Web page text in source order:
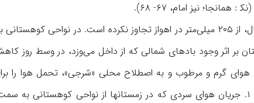
نیز امام، ۶۷- ۶۸).
در خوزستان میزان بارندگی کم است. میانگین بارندگی در طول ۱۵ سال، از ۲۰۵ میلی‌متر در اهواز تجاوز نکرده
اثر وجود بادهای شمالی که از داخل می‌وزد، در وسط روز
گرم و مرطوب و به اصطلاح محلی «شرجی»، تحمل هوا را
می‌سازد. به‌طور‌کلی آب‌و‌هوای خوزستان تحت تأثیر ۳ نوع باد است: ۱. جریان هوای سردی که در زمستانها از